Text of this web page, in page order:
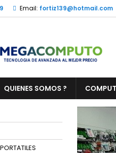
Email: fortiz139@hotmail.com
QUIENES SOMOS ?